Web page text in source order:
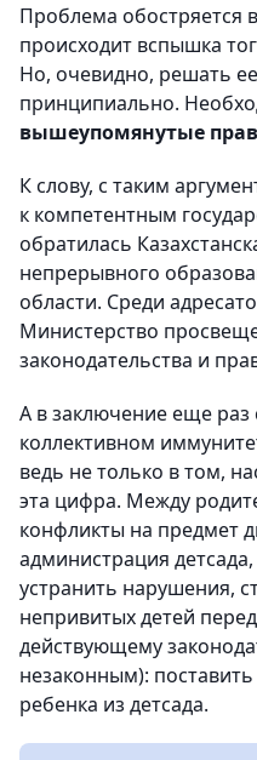
Проблема обостряется
происходит вспышка
Но, очевидно, решать
принципиально.
вышеупомянутые
К слову, с таким
к компетентным
обратилась
непрерывного
области. Среди
Министерство
законодательства и
А в заключение еще
коллективном
ведь не только в том,
эта цифра. Между
конфликты на предмет
администрация
устранить нарушения,
непривитых детей
действующему
незаконным):
ребенка из детсада.